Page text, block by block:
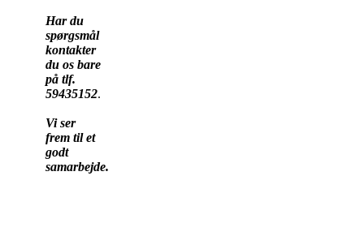
Har du
spørgsmål
kontakter
du os bare
på tlf.
59435152.
Vi ser
frem til et
godt
samarbejde.